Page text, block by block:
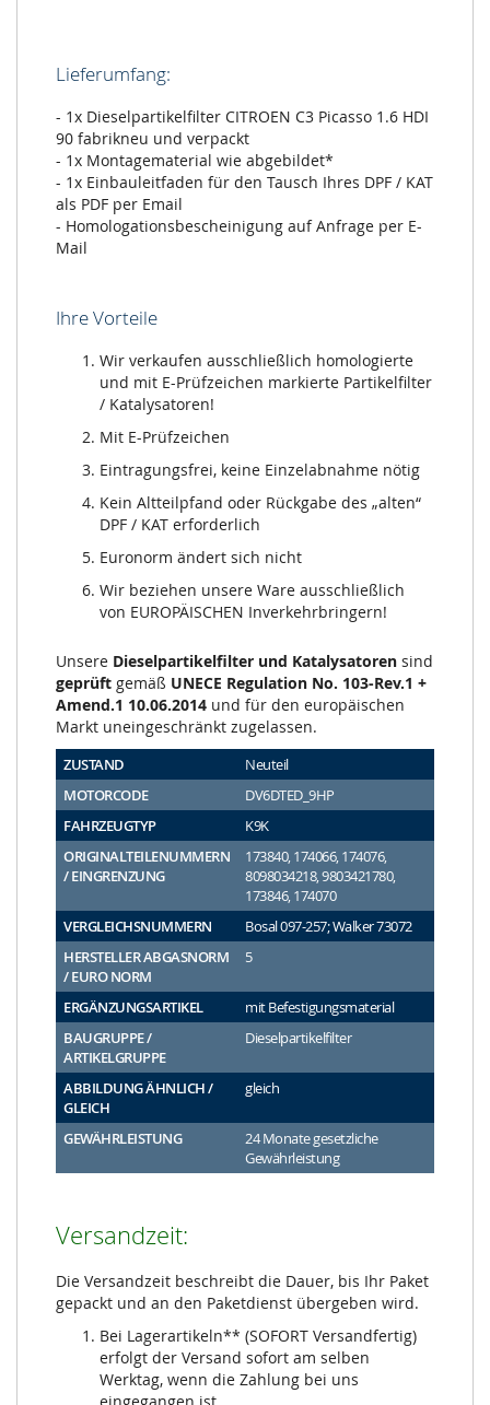
Lieferumfang:
- 1x Dieselpartikelfilter CITROEN C3 Picasso 1.6 HDI
90 fabrikneu und verpackt
- 1x Montagematerial wie abgebildet*
- 1x Einbauleitfaden für den Tausch Ihres DPF / KAT
als PDF per Email
- Homologationsbescheinigung auf Anfrage per E-
Mail
Ihre Vorteile
Wir verkaufen ausschließlich homologierte
und mit E-Prüfzeichen markierte Partikelfilter
/ Katalysatoren!
Mit E-Prüfzeichen
Eintragungsfrei, keine Einzelabnahme nötig
Kein Altteilpfand oder Rückgabe des „alten“
DPF / KAT erforderlich
Euronorm ändert sich nicht
Wir beziehen unsere Ware ausschließlich
von EUROPÄISCHEN Inverkehrbringern!
Unsere Dieselpartikelfilter und Katalysatoren sind
geprüft gemäß UNECE Regulation No. 103-Rev.1 +
Amend.1 10.06.2014 und für den europäischen
Markt uneingeschränkt zugelassen.
ZUSTAND
Neuteil
MOTORCODE
DV6DTED_9HP
FAHRZEUGTYP
K9K
ORIGINALTEILENUMMERN
/ EINGRENZUNG
173840, 174066, 174076,
8098034218, 9803421780,
173846, 174070
VERGLEICHSNUMMERN
Bosal 097-257; Walker 73072
HERSTELLER ABGASNORM
/ EURO NORM
5
ERGÄNZUNGSARTIKEL
mit Befestigungsmaterial
BAUGRUPPE /
ARTIKELGRUPPE
Dieselpartikelfilter
ABBILDUNG ÄHNLICH /
GLEICH
gleich
GEWÄHRLEISTUNG
24 Monate gesetzliche
Gewährleistung
Versandzeit:
Die Versandzeit beschreibt die Dauer, bis Ihr Paket
gepackt und an den Paketdienst übergeben wird.
Bei Lagerartikeln** (SOFORT Versandfertig)
erfolgt der Versand sofort am selben
Werktag, wenn die Zahlung bei uns